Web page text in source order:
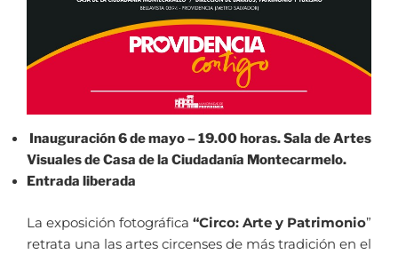
Inauguración 6 de mayo – 19.00 horas. Sala de Artes
Visuales de Casa de la Ciudadanía Montecarmelo.
Entrada liberada
La exposición fotográfica “Circo: Arte y Patrimonio”
retrata una las artes circenses de más tradición en el